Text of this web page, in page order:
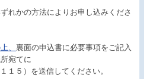
れかの方法によりお申し込みくださ
、 裏面の申込書に必要事項をご記入
宛てに
１５）を送信してください。